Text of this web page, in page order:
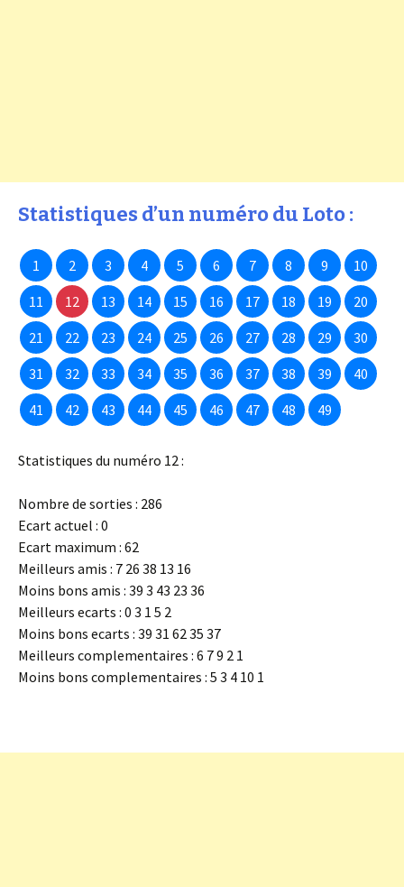
Statistiques d’un numéro du Loto :
1 2 3 4 5 6 7 8 9
10
11
12 13 14 15 16 17 18 19
20
21
22 23 24 25 26 27 28 29
30
31
32 33 34 35 36 37 38 39
40
41
42 43 44 45 46 47 48 49
Statistiques du numéro 12 :
Nombre de sorties : 286
Ecart actuel : 0
Ecart maximum : 62
Meilleurs amis : 7 26 38 13 16
Moins bons amis : 39 3 43 23 36
Meilleurs ecarts : 0 3 1 5 2
Moins bons ecarts : 39 31 62 35 37
Meilleurs complementaires : 6 7 9 2 1
Moins bons complementaires : 5 3 4 10 1